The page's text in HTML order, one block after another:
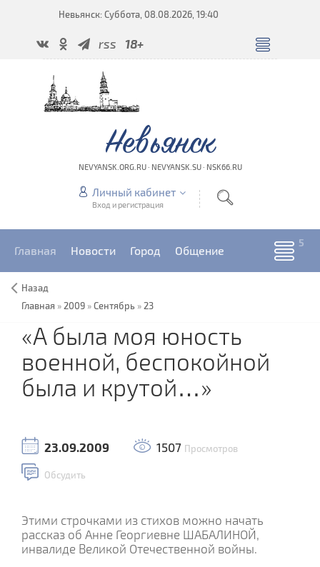
Невьянск: Суббота, 08.08.2026, 19:40
rss 18+
Невьянск
NEVYANSK.ORG.RU · NEVYANSK.SU · NSK66.RU
Личный кабинет
Вход и регистрация
Главная Новости Город Общение
Назад
Главная » 2009 »Сентябрь » 23
«А была моя юность
военной, беспокойной
была и крутой…»
23.09.2009 1507 Просмотров
Обсудить
Этими строчками из стихов можно начать
рассказ об Анне Георгиевне ШАБАЛИНОЙ,
инвалиде Великой Отечественной войны.